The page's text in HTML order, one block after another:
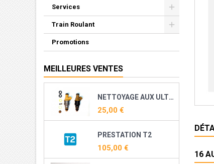
Services
Train Roulant
Promotions
MEILLEURES VENTES
NETTOYAGE AUX ULTRASONS ET RECONDITIONNEMENT DE VOS INJECTEURS ESSENCE
25,00 €
PRESTATION T2
105,00 €
16